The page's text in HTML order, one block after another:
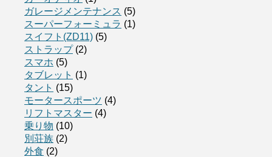
ガレージメンテナンス (5)
スーパーフォーミュラ (1)
スイフト(ZD11) (5)
ストラップ(2)
スマホ (5)
タブレット (1)
タント (15)
モータースポーツ (4)
リフトマスター (4)
乗り物 (10)
別荘族 (2)
外食 (2)